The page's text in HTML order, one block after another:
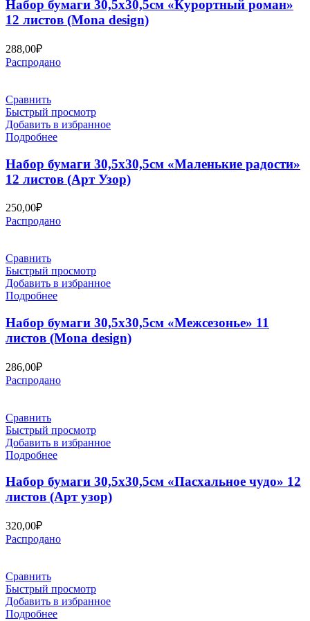
Набор бумаги 30,5х30,5см «Курортный роман»
12 листов (Mona design)
288,00₽
Распродано
Сравнить
Быстрый просмотр
Добавить в избранное
Подробнее
Набор бумаги 30,5х30,5см «Маленькие радости»
12 листов (Арт Узор)
250,00₽
Распродано
Сравнить
Быстрый просмотр
Добавить в избранное
Подробнее
Набор бумаги 30,5х30,5см «Межсезонье» 11
листов (Mona design)
286,00₽
Распродано
Сравнить
Быстрый просмотр
Добавить в избранное
Подробнее
Набор бумаги 30,5х30,5см «Пасхальное чудо» 12
листов (Арт узор)
320,00₽
Распродано
Сравнить
Быстрый просмотр
Добавить в избранное
Подробнее